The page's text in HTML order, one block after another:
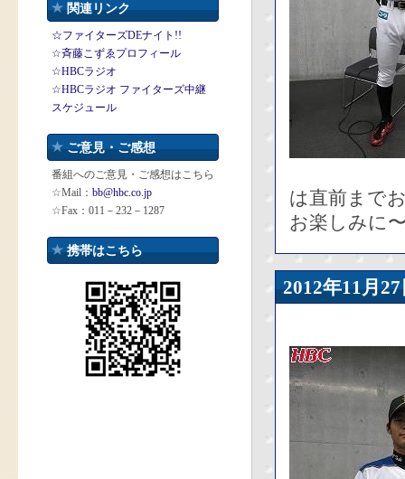
関連リンク
☆ファイターズDEナイト!!
☆斉藤こずゑプロフィール
☆HBCラジオ
☆HBCラジオ ファイターズ中継
スケジュール
ご意見・ご感想
番組へのご意見・ご感想はこちら
☆Mail： bb@hbc.co.jp
☆Fax：011－232－1287
携帯はこちら
は直前まで
お楽しみに
2012年11